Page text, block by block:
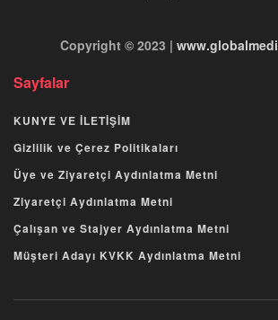
Copyright © 2023 |
Sayfalar
KUNYE VE İLETİŞİM
Gizlilik ve Çerez Politikaları
Üye ve Ziyaretçi Aydınlatma Metni
Ziyaretçi Aydınlatma Metni
Çalışan ve Stajyer Aydınlatma Metni
Müşteri Adayı KVKK Aydınlatma Metni